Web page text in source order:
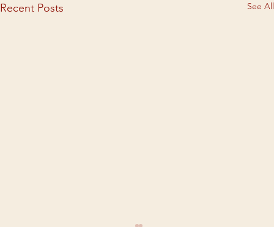
Recent Posts See All